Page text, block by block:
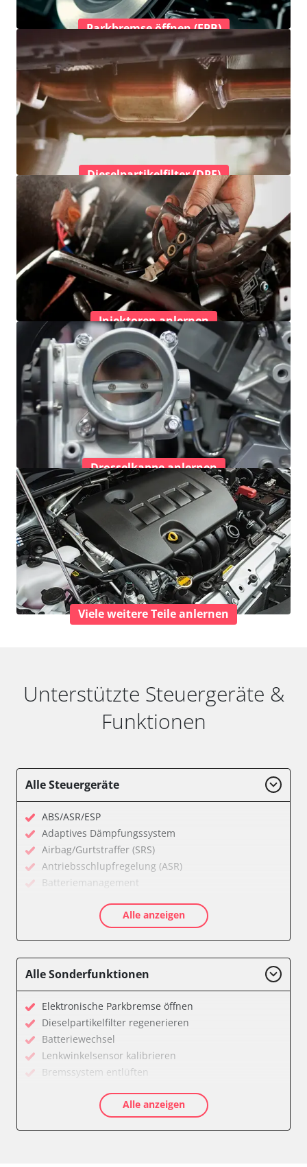
Parkbremse öffnen (EPB)
Dieselpartikelfilter (DPF)
Injektoren anlernen
Drosselkappe anlernen
Viele weitere Teile anlernen
Unterstützte Steuergeräte &
Funktionen
Alle Steuergeräte
ABS/ASR/ESP
Adaptives Dämpfungssystem
Airbag/Gurtstraffer (SRS)
Antriebsschlupfregelung (ASR)
Batteriemanagement
Diagnoseschnittstelle (EOBD/OBDII)
Diebstahlwarnanlage
Fahrzeug Stabilitätskontrolle (VSC)
Feststellbremse (EPB / SBC)
Getriebesteuerung
Gurtkontrollleuchten
Informationsanzeige
Informationsanzeige Armaturenbrett
Informationsanzeige vorne (FDIM)
Karosseriesteuerung
Klimaanlage
Alle anzeigen
Alle Sonderfunktionen
Elektronische Parkbremse öffnen
Dieselpartikelfilter regenerieren
Batteriewechsel
Lenkwinkelsensor kalibrieren
Bremssystem entlüften
AGR Ventil anlernen
Luftmassenmesser anlernen
Alle anzeigen